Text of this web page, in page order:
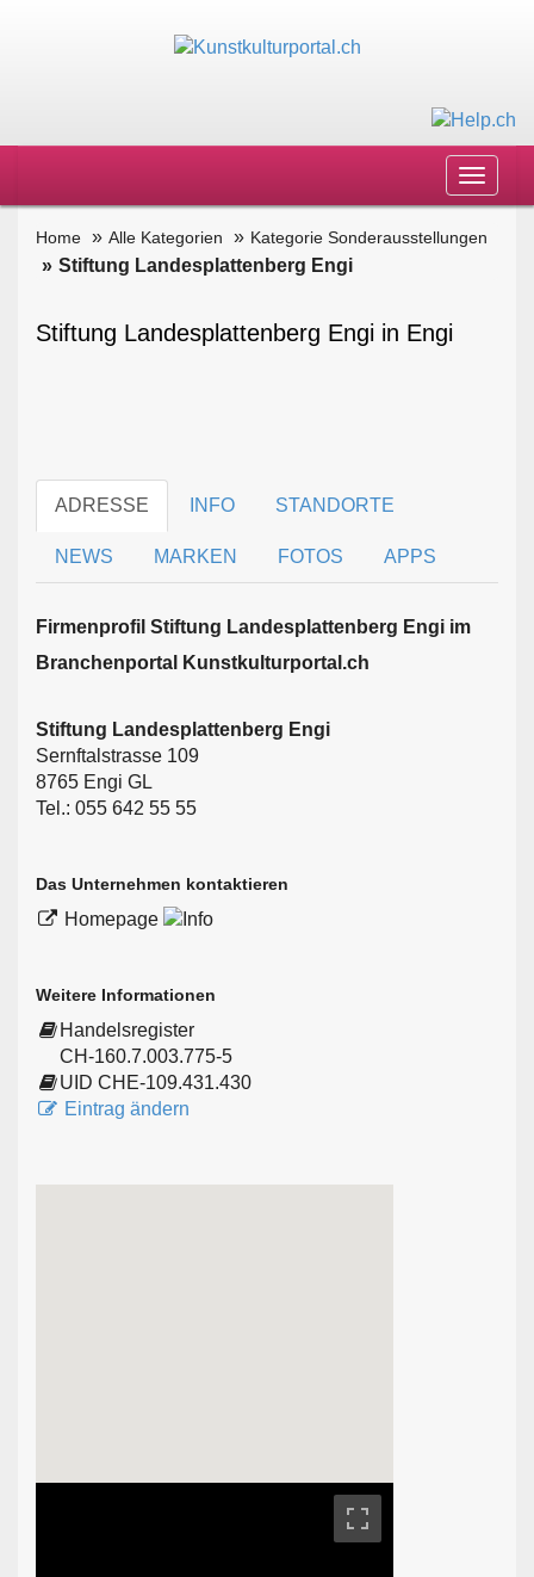
Toggle
Home Alle Kategorien Kategorie Sonderausstellungen
Stiftung Landesplattenberg Engi
Stiftung Landesplattenberg Engi in Engi
ADRESSE INFO STANDORTE
NEWS MARKEN FOTOS APPS
Firmen­profil Stiftung Landesplattenberg Engi im
Branchen­portal Kunstkulturportal.ch
Stiftung Landesplattenberg Engi
Sernftalstrasse 109
8765 Engi GL
Tel.: 055 642 55 55
Das Unternehmen kontaktieren
Homepage
Weitere Informationen
Handelsregister
CH-160.7.003.775-5
UID CHE-109.431.430
Eintrag ändern